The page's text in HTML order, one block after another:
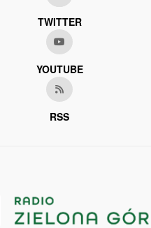
TWITTER
YOUTUBE
RSS